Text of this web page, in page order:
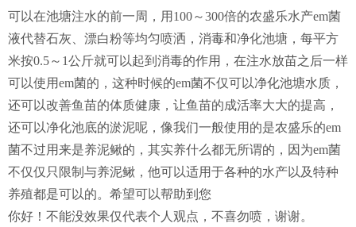
可以在池塘注水的前一周，用100～300倍的农盛乐水产em菌
液代替石灰、漂白粉等均匀喷洒，消毒和净化池塘，每平方
米按0.5～1公斤就可以起到消毒的作用，在注水放苗之后一样
可以使用em菌的，这种时候的em菌不仅可以净化池塘水质，
还可以改善鱼苗的体质健康，让鱼苗的成活率大大的提高，
还可以净化池底的淤泥呢，像我们一般使用的是农盛乐的em
菌不过用来是养泥鳅的，其实养什么都无所谓的，因为em菌
不仅仅只限制与养泥鳅，他可以适用于各种的水产以及特种
养殖都是可以的。希望可以帮助到您
你好！不能没效果仅代表个人观点，不喜勿喷，谢谢。